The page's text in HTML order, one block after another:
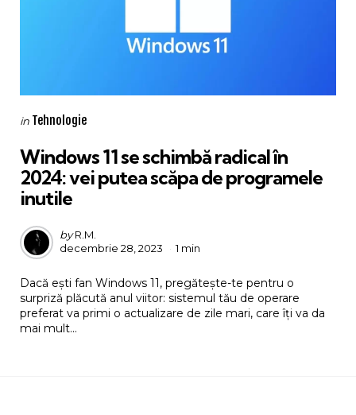
Categories
Posted
in Tehnologie
Windows 11 se schimbă radical în
2024: vei putea scăpa de programele
inutile
Posted
by
by R.M.
decembrie 28, 2023
1 min
Dacă ești fan Windows 11, pregătește-te pentru o
surpriză plăcută anul viitor: sistemul tău de operare
preferat va primi o actualizare de zile mari, care îți va da
mai mult...